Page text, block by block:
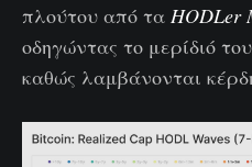
πλούτου από τα HODLer
οδηγώντας το μερίδιό
καθώς λαμβάνονται